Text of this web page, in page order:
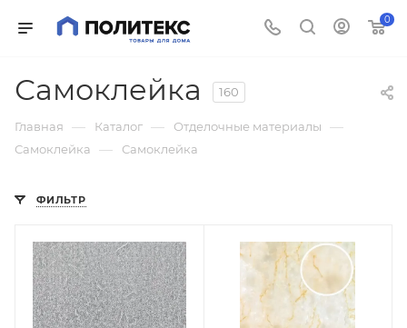
0
Самоклейка 160
Главная — Каталог — Отделочные материалы —
Самоклейка — Самоклейка
ФИЛЬТР